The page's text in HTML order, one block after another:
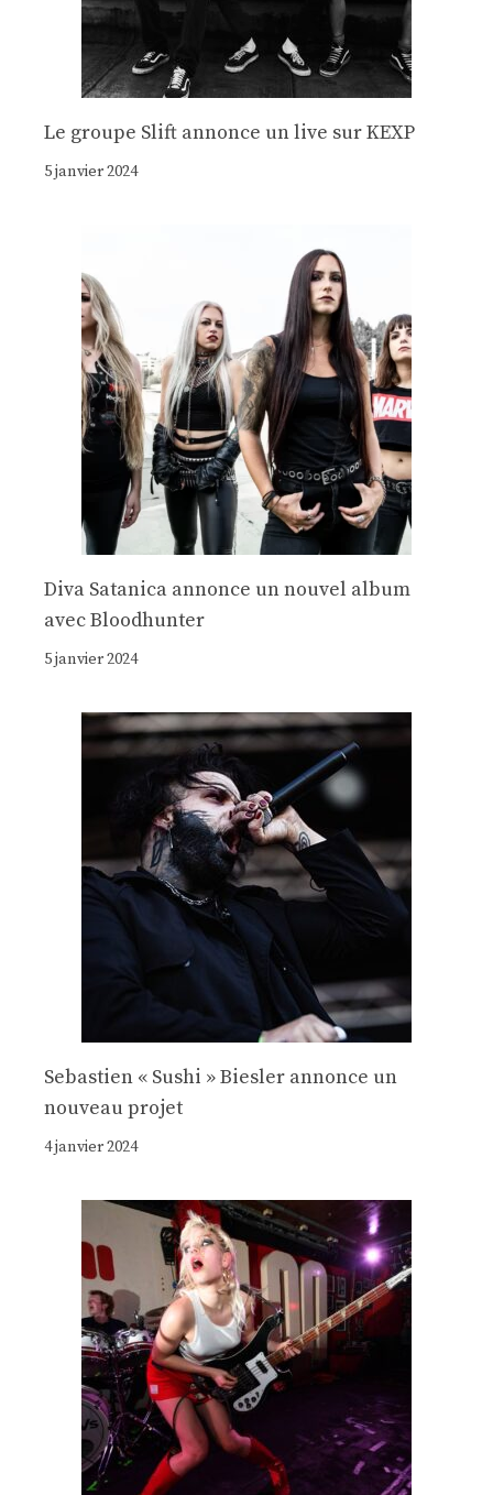
Le groupe Slift annonce un live sur KEXP
5 janvier 2024
Diva Satanica annonce un nouvel album
avec Bloodhunter
5 janvier 2024
Sebastien « Sushi » Biesler annonce un
nouveau projet
4 janvier 2024